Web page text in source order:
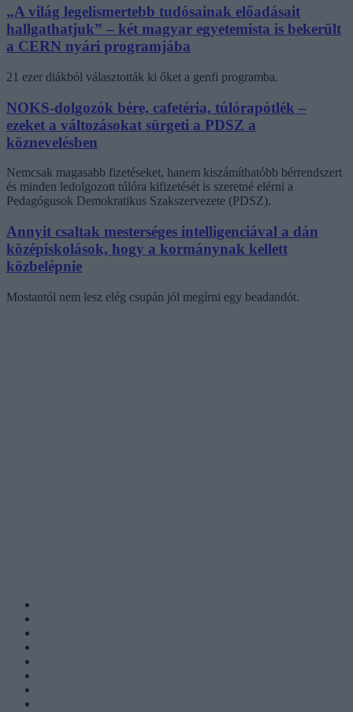
„A világ legelismertebb tudósainak előadásait
hallgathatjuk” – két magyar egyetemista is bekerült
a CERN nyári programjába
21 ezer diákból választották ki őket a genfi programba.
NOKS-dolgozók bére, cafetéria, túlórapótlék –
ezeket a változásokat sürgeti a PDSZ a
köznevelésben
Nemcsak magasabb fizetéseket, hanem kiszámíthatóbb bérrendszert
és minden ledolgozott túlóra kifizetését is szeretné elérni a
Pedagógusok Demokratikus Szakszervezete (PDSZ).
Annyit csaltak mesterséges intelligenciával a dán
középiskolások, hogy a kormánynak kellett
közbelépnie
Mostantól nem lesz elég csupán jól megírni egy beadandót.